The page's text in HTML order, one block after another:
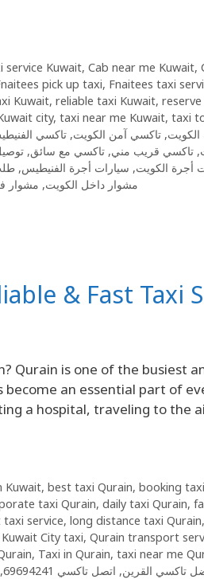
service Kuwait, Cab near me Kuwait,
pick up taxi, Fnaitees taxi
Kuwait, reliable taxi Kuwait,
city, taxi near me Kuwait, taxi
, تاكسي آمن الكويت, تاكسي
, تاكسي قريب مني, تاكسي مع سائق,
أجرة الكويت, سيارات أجرة الفنيطيس,
مشوار داخل الكويت, مشوار
& Fast Taxi
Qurain is one of the busiest
an essential part of
a hospital, traveling to the
Kuwait, best taxi Qurain, booking
taxi Qurain, daily taxi Qurain,
taxi service, long distance taxi Qurain,
City taxi, Qurain transport
, Taxi in Qurain, taxi near me
تاكسي القرين, اتصل تاكسي 69694241 ,